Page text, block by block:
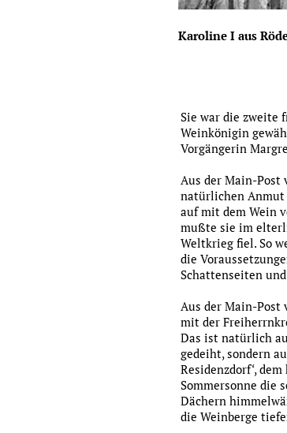
Sie war die zweite
Weinkönigin
Vorgängerin
Aus der Main-
natürlichen Anmut
auf mit dem Wein
mußte sie im
Weltkrieg fiel. So
die
Schattenseiten
Aus der Main-Post
mit der
Das ist natürlich
gedeiht, sondern
Residenzdorf‘,
Sommersonne die
Dächern
die Weinberge